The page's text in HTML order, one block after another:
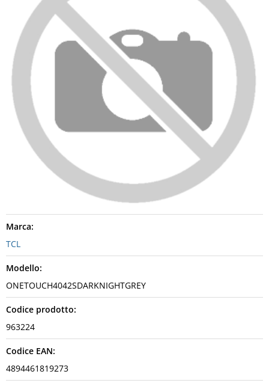
Marca:
TCL
Modello:
ONETOUCH4042SDARKNIGHTGREY
Codice prodotto:
963224
Codice EAN:
4894461819273